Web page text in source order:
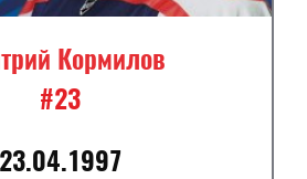
Кормилов
#23
23.04.1997